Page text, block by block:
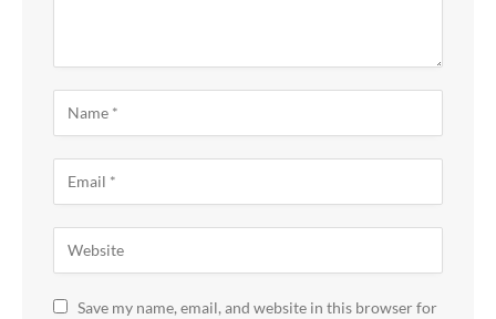
Save my name, email, and website in this browser for